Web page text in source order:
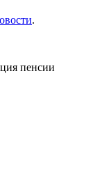
.
пенсии